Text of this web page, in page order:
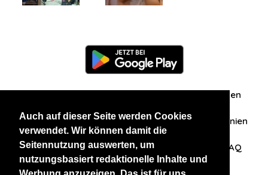
Auch auf dieser Seite werden Cookies
verwendet. Wir können damit die
Seitennutzung auswerten, um
nutzungsbasiert redaktionelle Inhalte und
Zuschriften/Erfahrungen
Datenschutzerklärung AGB Datenschutzrichtlinien
Nehmen Sie Kontakt mit uns auf FAQ